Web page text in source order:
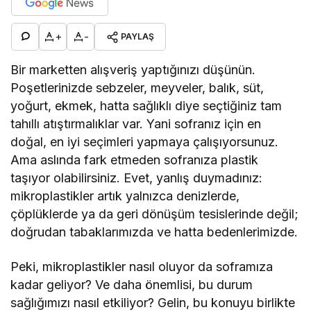
+ - PAYLAŞ
Bir marketten alışveriş yaptığınızı düşünün.
Poşetlerinizde sebzeler, meyveler, balık, süt,
yoğurt, ekmek, hatta sağlıklı diye seçtiğiniz tam
tahıllı atıştırmalıklar var. Yani sofranız için en
doğal, en iyi seçimleri yapmaya çalışıyorsunuz.
Ama aslında fark etmeden sofranıza plastik
taşıyor olabilirsiniz. Evet, yanlış duymadınız:
mikroplastikler artık yalnızca denizlerde,
çöplüklerde ya da geri dönüşüm tesislerinde değil;
doğrudan tabaklarımızda ve hatta bedenlerimizde.
Peki, mikroplastikler nasıl oluyor da soframıza
kadar geliyor? Ve daha önemlisi, bu durum
sağlığımızı nasıl etkiliyor? Gelin, bu konuyu birlikte